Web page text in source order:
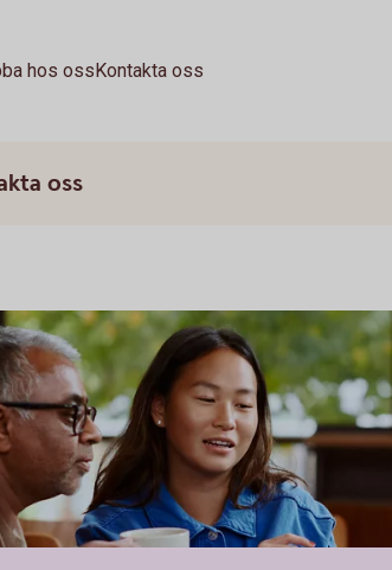
hos ossKontakta oss
oss